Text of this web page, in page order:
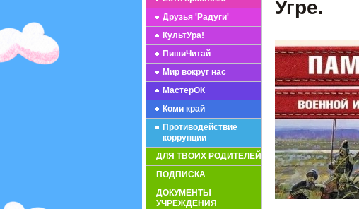
Друзья 'Радуги'
КультУра!
ПишиЧитай
Мир вокруг нас
МастерОК
Коми край
Противодействие
коррупции
ДЛЯ ТВОИХ РОДИТЕЛЕЙ
ПОДПИСКА
ДОКУМЕНТЫ
УЧРЕЖДЕНИЯ
Угре.